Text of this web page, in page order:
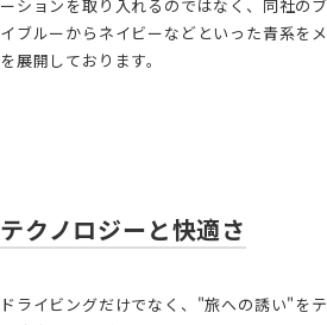
ーションを取り入れるのではなく、同社の
イブルーからネイビーなどといった青系を
を展開しております。
テクノロジーと快適さ
ドライビングだけでなく、"旅への誘い"を